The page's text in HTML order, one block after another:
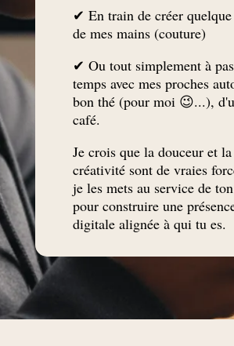
✔ En train de créer quelque
de mes mains (couture)
✔ Ou tout simplement à
temps avec mes proches
bon thé (pour moi 😉...),
café.
Je crois que la douceur et la
créativité sont de vraies
je les mets au service de
pour construire une
digitale alignée à qui tu es.